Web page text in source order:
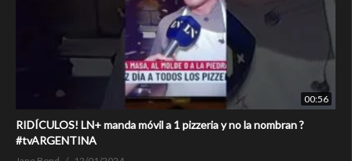
00:56
RIDÍCULOS! LN+ manda móvil a 1 pizzeria y no la nombran ?
#tvARGENTINA